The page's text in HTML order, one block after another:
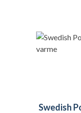
Swedish